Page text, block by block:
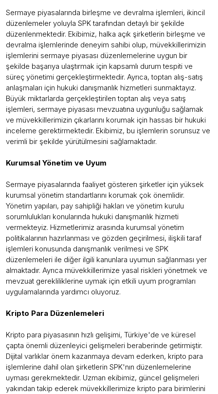
Sermaye piyasalarında birleşme ve devralma işlemleri, ikincil
düzenlemeler yoluyla SPK tarafından detaylı bir şekilde
düzenlenmektedir. Ekibimiz, halka açık şirketlerin birleşme ve
devralma işlemlerinde deneyim sahibi olup, müvekkillerimizin
işlemlerini sermaye piyasası düzenlemelerine uygun bir
şekilde başarıya ulaştırmak için kapsamlı durum tespiti ve
süreç yönetimi gerçekleştirmektedir. Ayrıca, toptan alış-satış
anlaşmaları için hukuki danışmanlık hizmetleri sunmaktayız.
Büyük miktarlarda gerçekleştirilen toptan alış veya satış
işlemleri, sermaye piyasası mevzuatına uygunluğu sağlamak
ve müvekkillerimizin çıkarlarını korumak için hassas bir hukuki
inceleme gerektirmektedir. Ekibimiz, bu işlemlerin sorunsuz ve
verimli bir şekilde yürütülmesini sağlamaktadır.
Kurumsal Yönetim ve Uyum
Sermaye piyasalarında faaliyet gösteren şirketler için yüksek
kurumsal yönetim standartlarını korumak çok önemlidir.
Yönetim yapıları, pay sahipliği hakları ve yönetim kurulu
sorumlulukları konularında hukuki danışmanlık hizmeti
vermekteyiz. Hizmetlerimiz arasında kurumsal yönetim
politikalarının hazırlanması ve gözden geçirilmesi, ilişkili taraf
işlemleri konusunda danışmanlık verilmesi ve SPK
düzenlemeleri ile diğer ilgili kanunlara uyumun sağlanması yer
almaktadır. Ayrıca müvekkillerimize yasal riskleri yönetmek ve
mevzuat gerekliliklerine uymak için etkili uyum programları
uygulamalarında yardımcı oluyoruz.
Kripto Para Düzenlemeleri
Kripto para piyasasının hızlı gelişimi, Türkiye'de ve küresel
çapta önemli düzenleyici gelişmeleri beraberinde getirmiştir.
Dijital varlıklar önem kazanmaya devam ederken, kripto para
işlemlerine dahil olan şirketlerin SPK'nın düzenlemelerine
uyması gerekmektedir. Uzman ekibimiz, güncel gelişmeleri
yakından takip ederek müvekkillerimize kripto para birimlerini